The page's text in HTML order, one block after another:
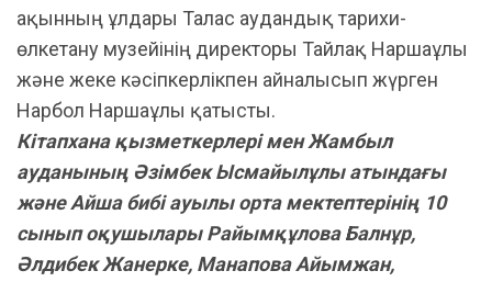
ақынның ұлдары Талас аудандық тарихи-
өлкетану музейінің директоры Тайлақ Наршаұлы
және жеке кәсіпкерлікпен айналысып жүрген
Нарбол Наршаұлы қатысты.
Кітапхана қызметкерлері мен Жамбыл
ауданының Әзімбек Ысмайылұлы атындағы
және Айша бибі ауылы орта мектептерінің 10
сынып оқушылары Райымқұлова Балнұр,
Әлдибек Жанерке, Манапова Айымжан,